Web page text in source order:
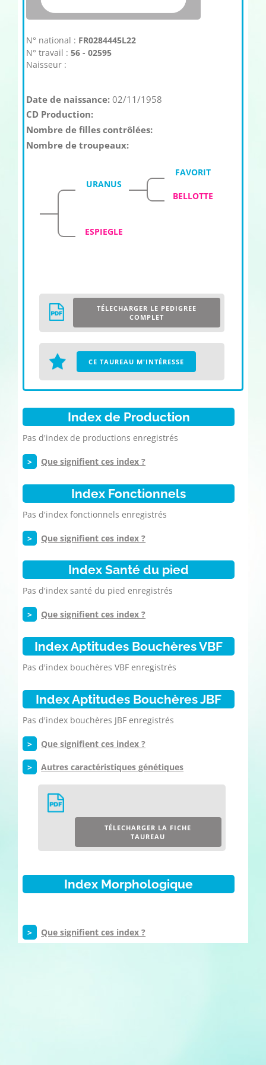
N° national : FR0284445L22
N° travail : 56 - 02595
Naisseur :
Date de naissance:02/11/1958
CD Production:
Nombre de filles contrôlées:
Nombre de troupeaux:
URANUS
FAVORIT
BELLOTTE
ESPIEGLE
TÉLECHARGER LE PEDIGREE
COMPLET
CE TAUREAU M'INTÉRESSE
Index de Production
Pas d'index de productions enregistrés
> Que signifient ces index ?
Index Fonctionnels
Pas d'index fonctionnels enregistrés
> Que signifient ces index ?
Index Santé du pied
Pas d'index santé du pied enregistrés
> Que signifient ces index ?
Index Aptitudes Bouchères VBF
Pas d'index bouchères VBF enregistrés
Index Aptitudes Bouchères JBF
Pas d'index bouchères JBF enregistrés
> Que signifient ces index ?
> Autres caractéristiques génétiques
TÉLECHARGER LA FICHE
TAUREAU
Index Morphologique
> Que signifient ces index ?